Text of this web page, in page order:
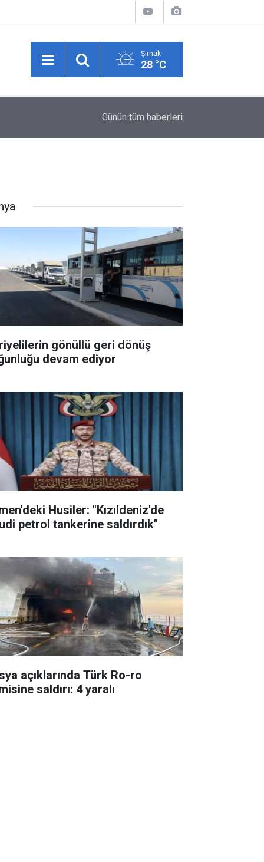
Şırnak
28 °C
Kırıkkale'de uyuşturucu operasyonu: 25
Günün tüm haberleri
gönüllü geri dönüş
devam ediyor
Husiler: "Kızıldeniz'de
petrol tankerine saldırdık"
açıklarında Türk Ro-ro
saldırı: 4 yaralı